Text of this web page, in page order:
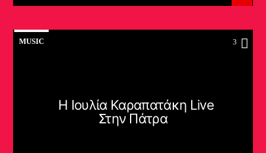
MUSIC 3
Η Ιουλία Καραπατάκη Live
Στην Πάτρα